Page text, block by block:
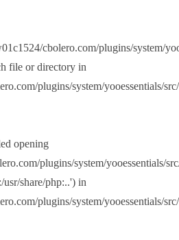
cbolero.com/plugins/system/
file or directory in
plugins/system/yooessentials/
opening
plugins/system/yooessentials/
share/php:..') in
plugins/system/yooessentials/